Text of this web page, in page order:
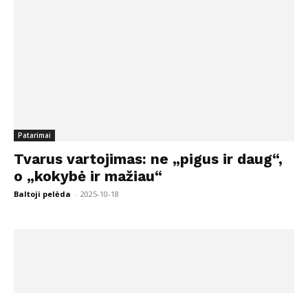
Patarimai
Tvarus vartojimas: ne „pigus ir daug“,
o „kokybė ir mažiau“
Baltoji pelėda - 2025-10-18